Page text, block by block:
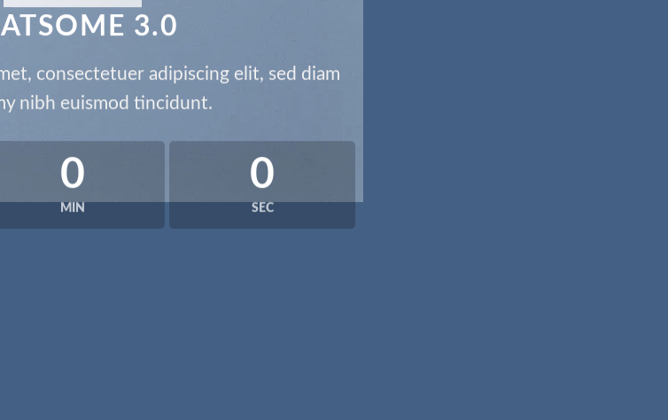
3.0
consectetuer adipiscing elit, sed diam
nibh euismod tincidunt.
0
MIN
0
SEC